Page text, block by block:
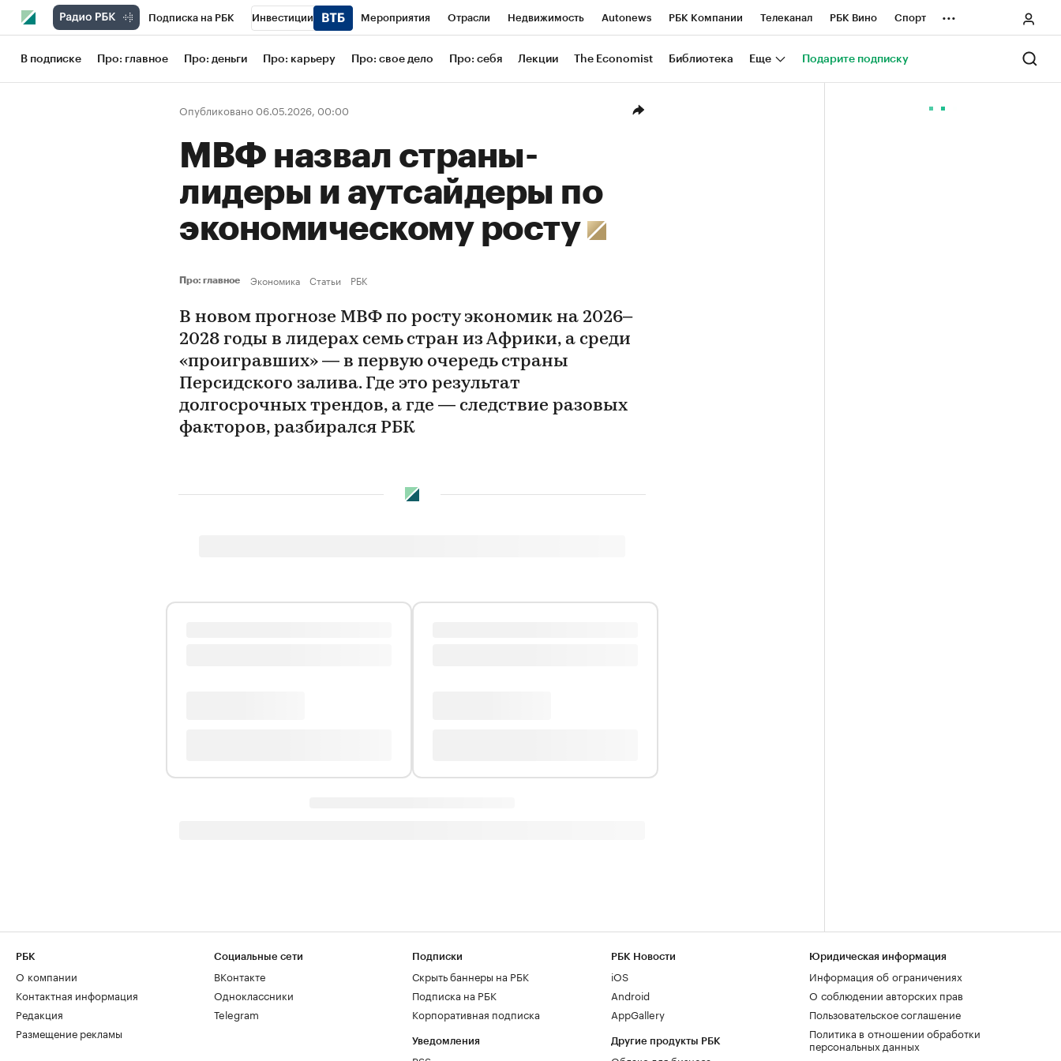
Подписка на РБК Инвестиции Мероприятия Отрасли Недвижимость Autonews РБК Компании Телеканал РБК Вино Спорт
Школа управления РБК РБК Образование РБК Life Тренды Визионеры Национальные проекты Город
Рынок наличной валюты
...
В подписке Про: главное Про: деньги Про: карьеру Про: свое дело Про: себя Лекции The Economist Библиотека Еще Подарите подписку
Опубликовано 06.05.2026, 00:00
МВФ назвал страны-
лидеры и аутсайдеры по
экономическому росту
Про: главное Экономика Статьи РБК
В новом прогнозе МВФ по росту экономик на 2026–
2028 годы в лидерах семь стран из Африки, а среди
«проигравших» — в первую очередь страны
Персидского залива. Где это результат
долгосрочных трендов, а где — следствие разовых
факторов, разбирался РБК
РБК
О компании
Контактная информация
Редакция
Размещение рекламы
Социальные сети
ВКонтакте
Одноклассники
Telegram
Подписки
Скрыть баннеры на РБК
Подписка на РБК
Корпоративная подписка
Уведомления
РБК Новости
iOS
Android
AppGallery
Другие продукты РБК
Юридическая информация
Информация об ограничениях
О соблюдении авторских прав
Пользовательское соглашение
Политика в отношении обработки
персональных данных